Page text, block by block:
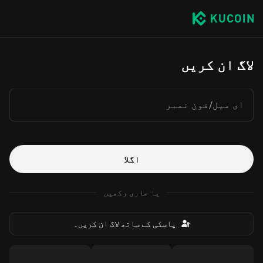
لاگ ان کریں
ای میل/فون نمبر
اگلا
یا جاری رکھیں
پاسکی کے ساتھ لاگ ان کریں۔